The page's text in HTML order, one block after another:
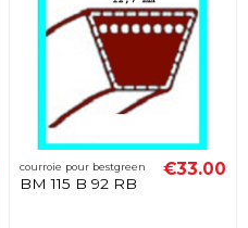
courroie pour bestgreen
BM 115 B 92 RB
€33.00